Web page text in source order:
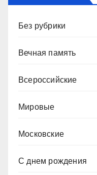
Без рубрики
Вечная память
Всероссийские
Мировые
Московские
С днем рождения